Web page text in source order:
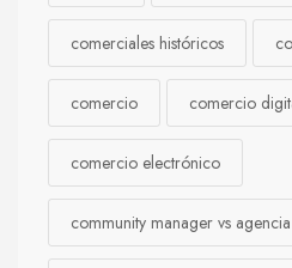
comerciales históricos
comercio comercio
comercio electrónico
community manager vs